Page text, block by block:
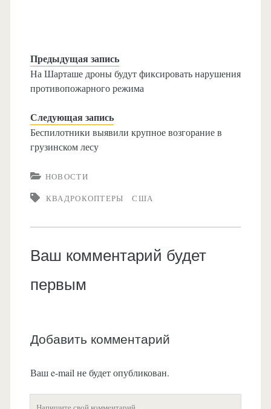
Предыдущая запись
На Шарташе дроны будут фиксировать нарушения
противопожарного режима
Следующая запись
Беспилотники выявили крупное возгорание в
грузинском лесу
НОВОСТИ
КВАДРОКОПТЕРЫ
США
Ваш комментарий будет
первым
Добавить комментарий
Ваш e-mail не будет опубликован.